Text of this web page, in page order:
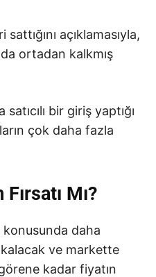
sattığını açıklamasıyla,
da ortadan kalkmış
bir giriş yaptığı
çok daha fazla
Mı?
konusunda daha
ve markette
kadar fiyatın